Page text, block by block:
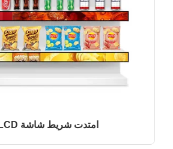
امتدت شريط شاشة LCD